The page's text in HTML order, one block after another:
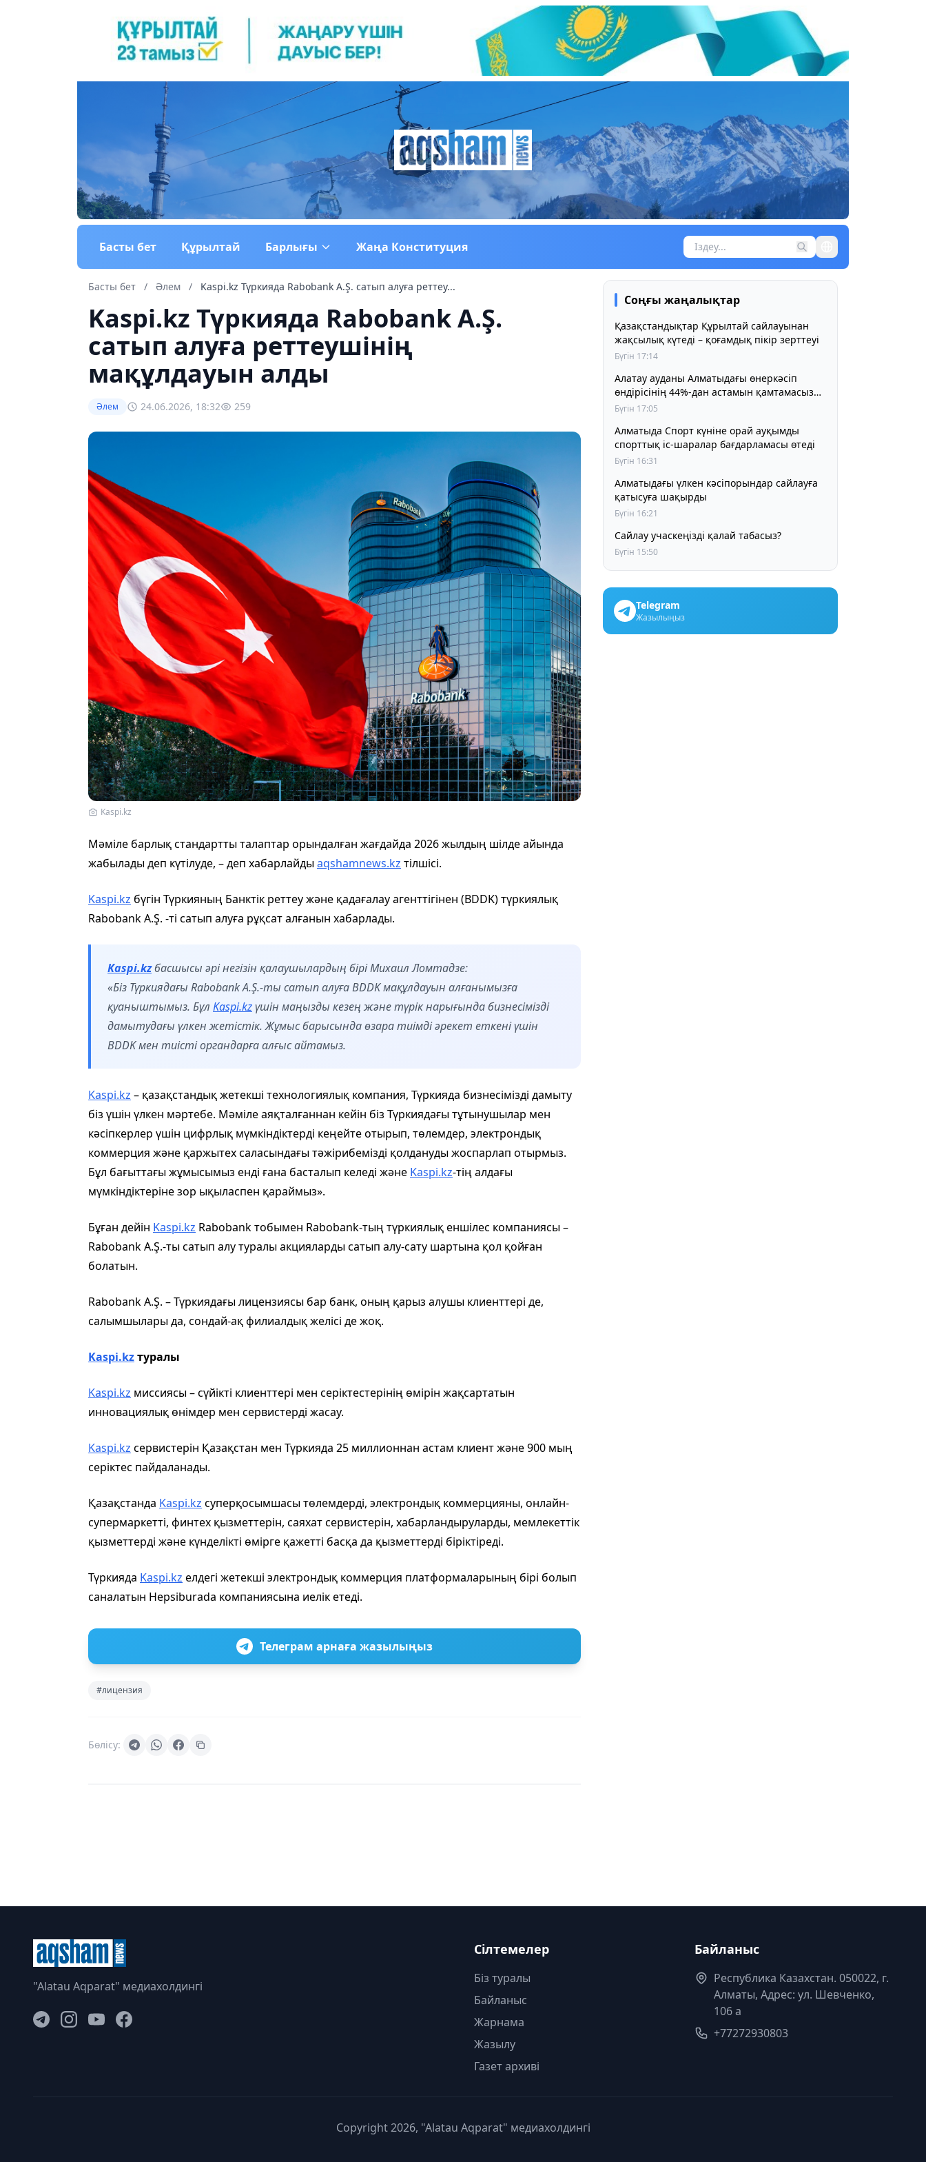
Басты бет Құрылтай Барлығы Жаңа Конституция
Басты бет / Әлем / Kaspi.kz Түркияда Rabobank A.Ş. сатып алуға реттеу...
Kaspi.kz Түркияда Rabobank A.Ş.
сатып алуға реттеушінің
мақұлдауын алды
Әлем 24.06.2026, 18:32 259
Kaspi.kz
Мәміле барлық стандартты талаптар орындалған жағдайда 2026 жылдың шілде айында
жабылады деп күтілуде, – деп хабарлайдыaqshamnews.kz тілшісі.
Kaspi.kz бүгін Түркияның Банктік реттеу және қадағалау агенттігінен (BDDK) түркиялық
Rabobank A.Ş. -ті сатып алуға рұқсат алғанын хабарлады.
Kaspi.kzбасшысы әрі негізін қалаушылардың бірі Михаил Ломтадзе:
«Біз Түркиядағы Rabobank A.Ş.-ты сатып алуға BDDK мақұлдауын алғанымызға
қуаныштымыз. Бұл Kaspi.kzүшін маңызды кезең және түрік нарығында бизнесімізді
дамытудағы үлкен жетістік. Жұмыс барысында өзара тиімді әрекет еткені үшін
BDDK мен тиісті органдарға алғыс айтамыз.
Kaspi.kz – қазақстандық жетекші технологиялық компания, Түркияда бизнесімізді дамыту
біз үшін үлкен мәртебе. Мәміле аяқталғаннан кейін біз Түркиядағы тұтынушылар мен
кәсіпкерлер үшін цифрлық мүмкіндіктерді кеңейте отырып, төлемдер, электрондық
коммерция және қаржытех саласындағы тәжірибемізді қолдануды жоспарлап отырмыз.
Бұл бағыттағы жұмысымыз енді ғана басталып келеді және Kaspi.kz-тің алдағы
мүмкіндіктеріне зор ықыласпен қараймыз».
Бұған дейін Kaspi.kz Rabobank тобымен Rabobank-тың түркиялық еншілес компаниясы –
Rabobank A.Ş.-ты сатып алу туралы акцияларды сатып алу-сату шартына қол қойған
болатын.
Rabobank A.Ş. – Түркиядағы лицензиясы бар банк, оның қарыз алушы клиенттері де,
салымшылары да, сондай-ақ филиалдық желісі де жоқ.
Kaspi.kzтуралы
Kaspi.kz миссиясы – сүйікті клиенттері мен серіктестерінің өмірін жақсартатын
инновациялық өнімдер мен сервистерді жасау.
Kaspi.kz сервистерін Қазақстан мен Түркияда 25 миллионнан астам клиент және 900 мың
серіктес пайдаланады.
Қазақстанда Kaspi.kz суперқосымшасы төлемдерді, электрондық коммерцияны, онлайн-
супермаркетті, финтех қызметтерін, саяхат сервистерін, хабарландыруларды, мемлекеттік
қызметтерді және күнделікті өмірге қажетті басқа да қызметтерді біріктіреді.
Түркияда Kaspi.kz елдегі жетекші электрондық коммерция платформаларының бірі болып
саналатын Hepsiburada компаниясына иелік етеді.
Телеграм арнаға жазылыңыз
#лицензия
Бөлісу:
Соңғы жаңалықтар
Қазақстандықтар Құрылтай сайлауынан
жақсылық күтеді – қоғамдық пікір зерттеуі
Бүгін 17:14
Алатау ауданы Алматыдағы өнеркәсіп
өндірісінің 44%-дан астамын қамтамасыз
етіп отыр
Бүгін 17:05
Алматыда Спорт күніне орай ауқымды
спорттық іс-шаралар бағдарламасы өтеді
Бүгін 16:31
Алматыдағы үлкен кәсіпорындар сайлауға
қатысуға шақырды
Бүгін 16:21
Сайлау учаскеңізді қалай табасыз?
Бүгін 15:50
Telegram
Жазылыңыз
"Alatau Aqparat" медиахолдингі
Сілтемелер
Біз туралы
Байланыс
Жарнама
Жазылу
Газет архиві
Байланыс
Республика Казахстан. 050022, г.
Алматы, Адрес: ул. Шевченко,
106 а
+77272930803
Copyright 2026, "Alatau Aqparat" медиахолдингі